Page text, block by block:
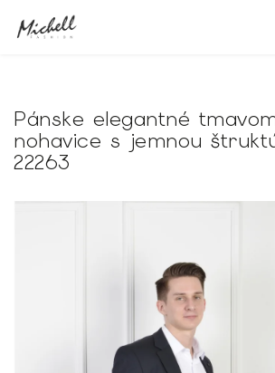
Pánske elegantné
nohavice s jemnou
22263